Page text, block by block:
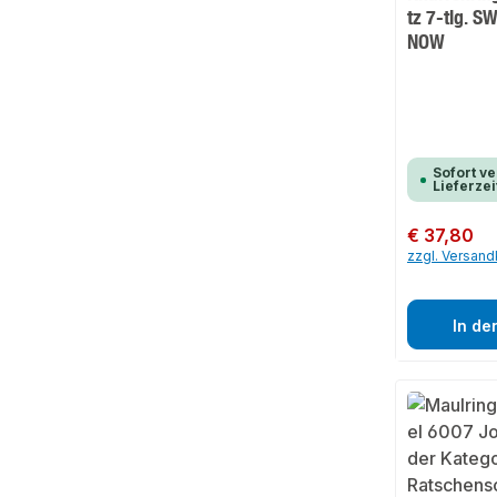
tz 7-tlg.
NOW
Sofort
Regulärer Preis:
€ 37,80
zzgl.
In